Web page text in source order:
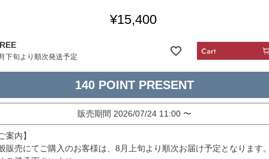
¥15,400
下旬より順次発送予定
140
販売期間 2026/07/24 11:00 〜
案内】
販売にてご購入のお客様は、8月上旬より順次お届け予定となります